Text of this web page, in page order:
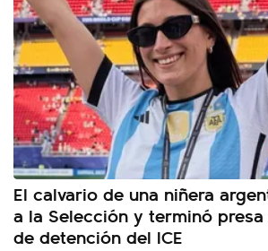
El calvario de una niñera
a la Selección y terminó
de detención del ICE